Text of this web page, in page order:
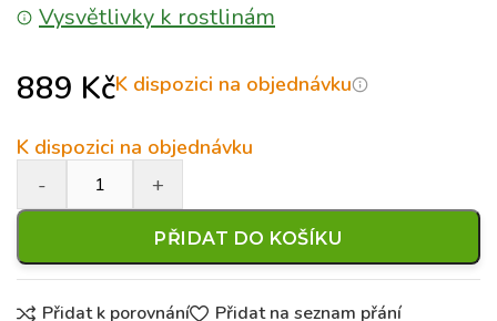
Vysvětlivky k rostlinám
889 KčK dispozici na objednávku
K dispozici na objednávku
PŘIDAT DO KOŠÍKU
Přidat k porovnání Přidat na seznam přání